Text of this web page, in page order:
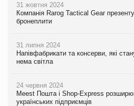
31 жовтня 2024
Компанія Rarog Tactical Gear
бронеплити
31 липня 2024
Напівфабрикати та консерви, які
нема світла
24 червня 2024
Meest Пошта і Shop-Express
українських підприємців